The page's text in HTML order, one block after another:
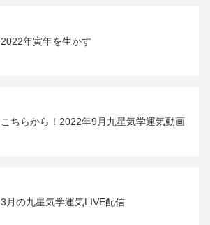
2022年寅年を生かす
こちらから！2022年9月九星気学運気動画
3月の九星気学運気LIVE配信